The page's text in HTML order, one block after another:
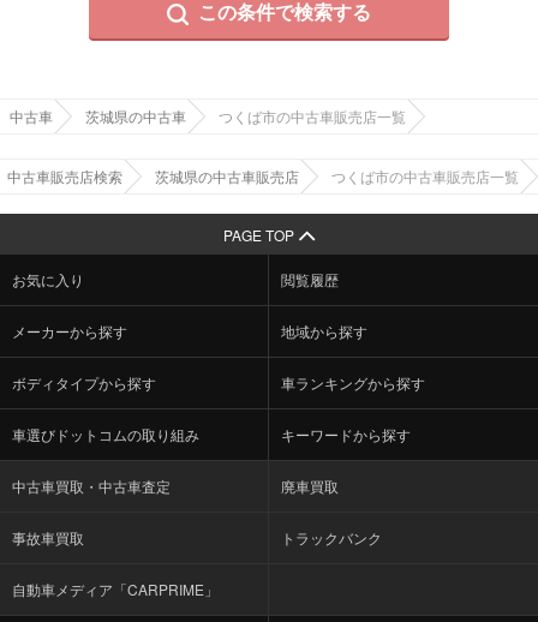
この条件で検索する
中古車 茨城県の中古車 つくば市の中古車販売店一覧
中古車販売店検索 茨城県の中古車販売店 つくば市の中古車販売店一覧
PAGE TOP
お気に入り 閲覧履歴
メーカーから探す 地域から探す
ボディタイプから探す 車ランキングから探す
車選びドットコムの取り組み キーワードから探す
中古車買取・中古車査定 廃車買取
事故車買取 トラックバンク
自動車メディア「CARPRIME」